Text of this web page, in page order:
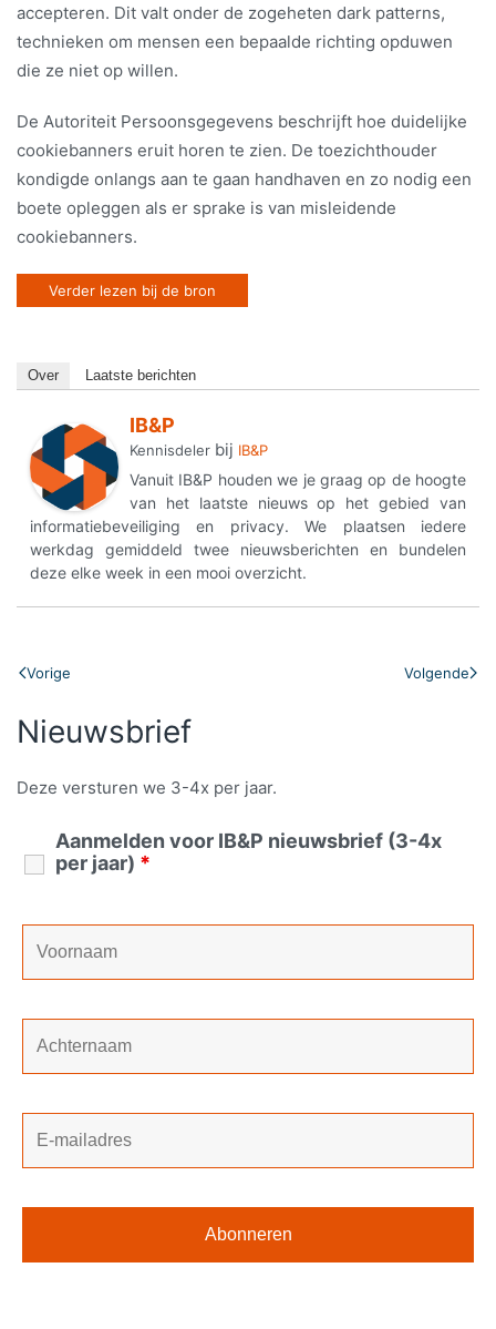
accepteren. Dit valt onder de zogeheten dark patterns,
technieken om mensen een bepaalde richting opduwen
die ze niet op willen.
De Autoriteit Persoonsgegevens beschrijft hoe duidelijke
cookiebanners eruit horen te zien. De toezichthouder
kondigde onlangs aan te gaan handhaven en zo nodig een
boete opleggen als er sprake is van misleidende
cookiebanners.
Verder lezen bij de bron
Over Laatste berichten
IB&P
Kennisdeler bij IB&P
Vanuit IB&P houden we je graag op de hoogte
van het laatste nieuws op het gebied van
informatiebeveiliging en privacy. We plaatsen iedere
werkdag gemiddeld twee nieuwsberichten en bundelen
deze elke week in een mooi overzicht.
Vorige Volgende
Nieuwsbrief
Deze versturen we 3-4x per jaar.
Aanmelden voor IB&P nieuwsbrief (3-4x
per jaar) *